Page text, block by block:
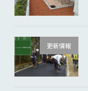
更新情報